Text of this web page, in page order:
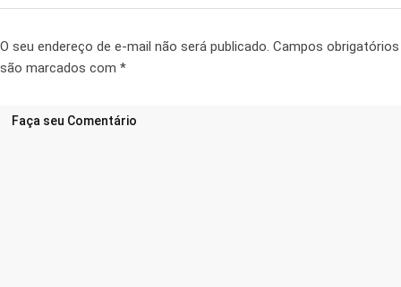
O seu endereço de e-mail não será publicado. Campos obrigatórios
são marcados com *